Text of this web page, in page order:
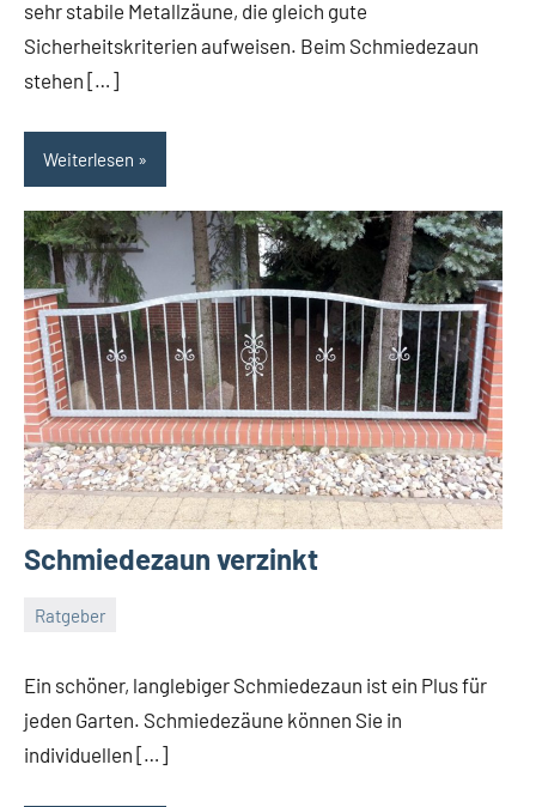
sehr stabile Metallzäune, die gleich gute
Sicherheitskriterien aufweisen. Beim Schmiedezaun
stehen […]
Weiterlesen
Schmiedezaun verzinkt
Ratgeber
Dezember
2017
germedia
Keine
Ein schöner, langlebiger Schmiedezaun ist ein Plus für
jeden Garten. Schmiedezäune können Sie in
individuellen […]